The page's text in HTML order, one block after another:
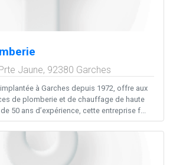
Jaune, 92380 Garches
implantée à Garches depuis 1972, offre aux
de plomberie et de chauffage de haute
50 ans d’expérience, cette entreprise f...